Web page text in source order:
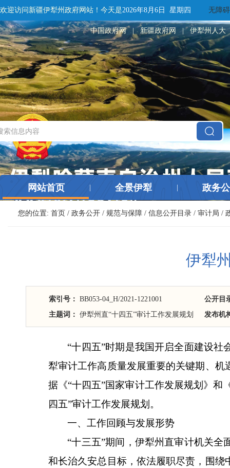
欢迎访问新疆伊犁州政府网站！ 今天是2026年8月6日 星期四 无障碍
中国政府网 | 新疆政府网 | 伊犁州人大
网站首页 全景伊犁 政务
您的位置: 首页 / 政务公开 / 规范与保障 / 信息公开目录 / 审计局 /
伊犁
索引号： BB053-04_H/2021-1221001
公开目
主题词： 伊犁州直“十四五”审计工作发展规划 发布机
“十四五”时期是我国开启全面建设
犁审计工作高质量发展重要的关键期、机
据《“十四五”国家审计工作发展规划》和
四五”审计工作发展规划。
一、 工作回顾与发展形势
“十三五”期间， 伊犁州直审计机关全
和长治久安总目标，依法履职尽责，围